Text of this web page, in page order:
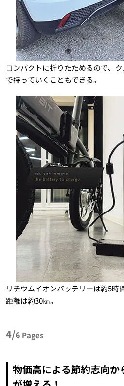
コンパクトに折りたためるので、
で持っていくこともできる。
リチウムイオンバッテリーは約5時
距離は約30㎞。
4/6 Pages
物価高による節約志向